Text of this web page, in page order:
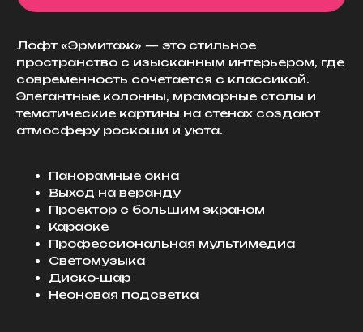
Лофт «Эрмитаж» — это стильное
пространство с изысканным интерьером, где
современность сочетается с классикой.
Элегантные колонны, мраморные столы и
тематические картины на стенах создают
атмосферу роскоши и уюта.
Панорамные окна
Выход на веранду
Проектор с большим экраном
Караоке
Профессиональная мультимедиа
Светомузыка
Диско-шар
Неоновая подсветка